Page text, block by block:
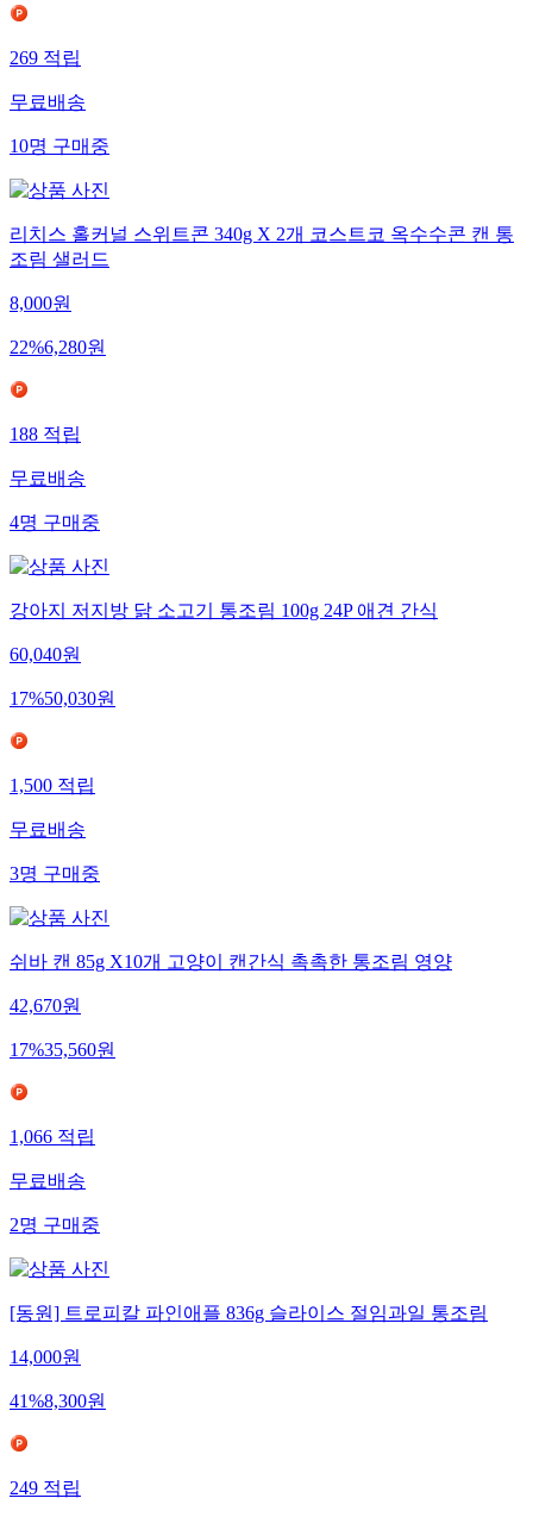
269적립
무료배송
10명구매중
리치스 홀커널 스위트콘 340g X 2개 코스트코 옥수수콘 캔 통
조림 샐러드
8,000원
22%6,280원
188적립
무료배송
4명구매중
강아지 저지방 닭 소고기 통조림 100g 24P 애견 간식
60,040원
17%50,030원
1,500적립
무료배송
3명구매중
쉬바 캔 85g X10개 고양이 캔간식 촉촉한 통조림 영양
42,670원
17%35,560원
1,066적립
무료배송
2명구매중
[동원] 트로피칼 파인애플 836g 슬라이스 절임과일 통조림
14,000원
41%8,300원
249적립